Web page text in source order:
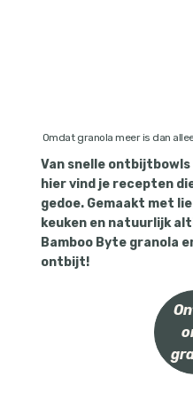
Omdat granola meer is dan
Van snelle
hier vind je recepten
gedoe. Gemaakt met
keuken en natuurlijk
Bamboo Byte granola
ontbijt!